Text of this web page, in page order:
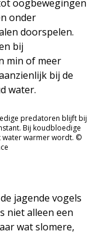
oogbewegingen
onder
doorspelen.
bij
min of meer
bij de
water.
predatoren blijft bij
Bij koudbloedige
water warmer wordt. ©
jagende vogels
niet alleen een
wat slomere,